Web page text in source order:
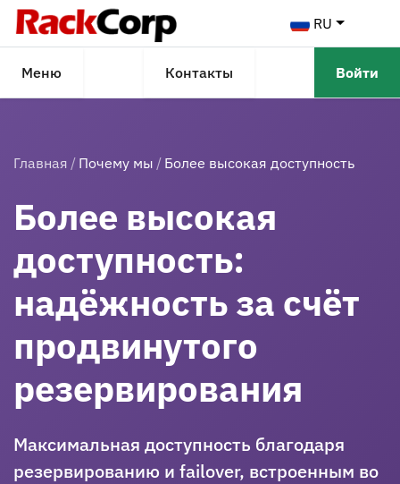
RU
Меню Контакты Войти
Главная Почему мы Более высокая доступность
Более высокая
доступность:
надёжность за счёт
продвинутого
резервирования
Максимальная доступность благодаря
резервированию и failover, встроенным во